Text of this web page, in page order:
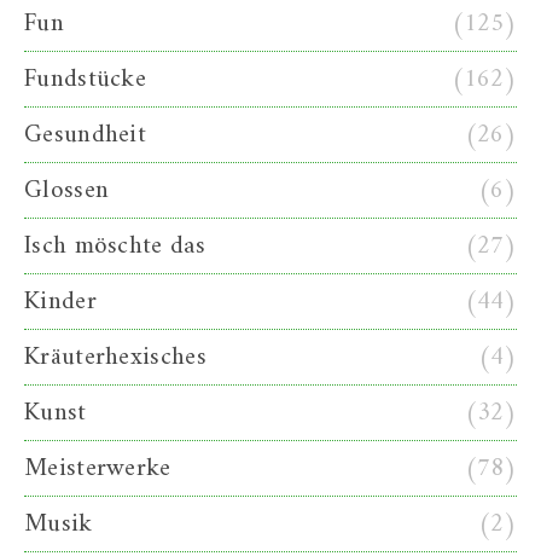
Fun
(125)
Fundstücke
(162)
Gesundheit
(26)
Glossen
(6)
Isch möschte das
(27)
Kinder
(44)
Kräuterhexisches
(4)
Kunst
(32)
Meisterwerke
(78)
Musik
(2)